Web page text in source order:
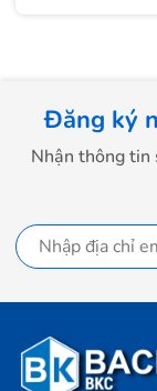
Đăng ký
Nhận thông tin